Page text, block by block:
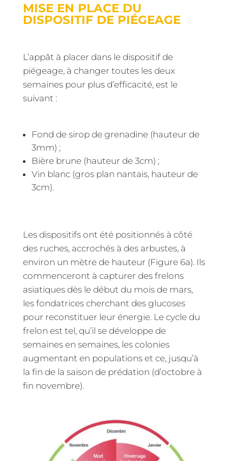
MISE EN PLACE DU
DISPOSITIF DE PIÉGEAGE
L’appât à placer dans le dispositif de
piégeage, à changer toutes les deux
semaines pour plus d’efficacité, est le
suivant :
Fond de sirop de grenadine (hauteur de
3mm) ;
Bière brune (hauteur de 3cm) ;
Vin blanc (gros plan nantais, hauteur de
3cm).
Les dispositifs ont été positionnés à côté
des ruches, accrochés à des arbustes, à
environ un mètre de hauteur (Figure 6a). Ils
commenceront à capturer des frelons
asiatiques dès le début du mois de mars,
les fondatrices cherchant des glucoses
pour reconstituer leur énergie. Le cycle du
frelon est tel, qu’il se développe de
semaines en semaines, les colonies
augmentant en populations et ce, jusqu’à
la fin de la saison de prédation (d’octobre à
fin novembre).